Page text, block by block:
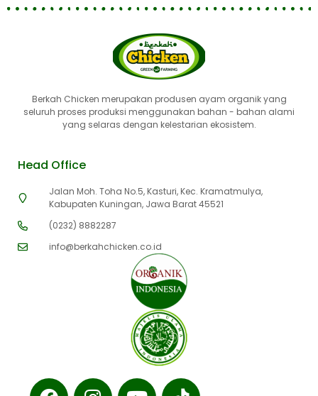
Berkah Chicken merupakan produsen ayam organik yang
seluruh proses produksi menggunakan bahan - bahan alami
yang selaras dengan kelestarian ekosistem.
Head Office
Jalan Moh. Toha No.5, Kasturi, Kec. Kramatmulya,
Kabupaten Kuningan, Jawa Barat 45521
(0232) 8882287
info@berkahchicken.co.id